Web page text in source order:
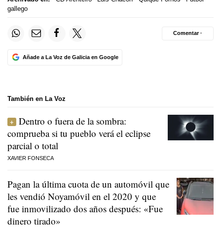
gallego
Añade a La Voz de Galicia en Google
Comentar ·
También en La Voz
Dentro o fuera de la sombra:
comprueba si tu pueblo verá el eclipse
parcial o total
XAVIER FONSECA
Pagan la última cuota de un automóvil que
les vendió Noyamóvil en el 2020 y que
fue inmovilizado dos años después: «Fue
dinero tirado»